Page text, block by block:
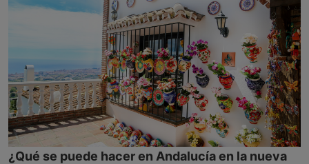
¿Qué se puede hacer en Andalucía en la nueva